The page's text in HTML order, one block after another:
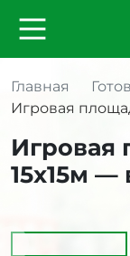
Главная
Игровая
Игровая
15х15м —